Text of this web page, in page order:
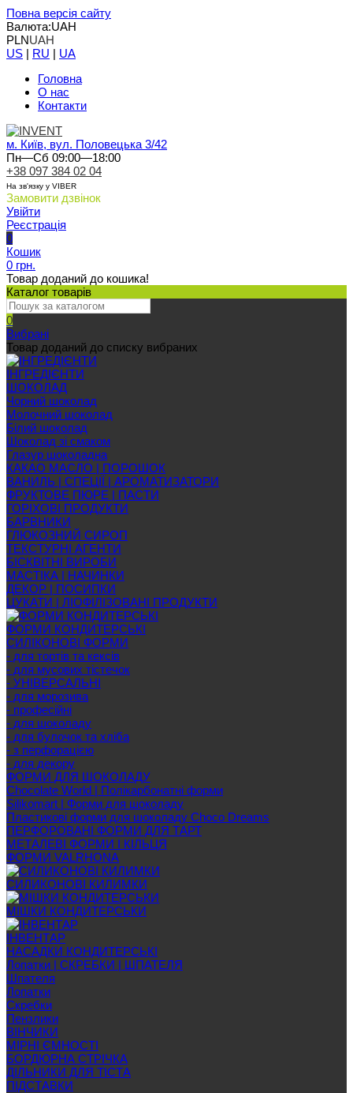
Повна версія сайту
Валюта:UAH
PLNUAH
US | RU | UA
Головна
О нас
Контакти
м. Київ, вул. Половецька 3/42
Пн—Сб 09:00—18:00
+38 097 384 02 04
На зв'язку у VIBER
Замовити дзвінок
Увійти
Реєстрація
0
Кошик
0 грн.
Товар доданий до кошика!
Каталог товарів
0
Вибрані
Товар доданий до списку вибраних
ІНГРЕДІЄНТИ
ШОКОЛАД
Чорний шоколад
Молочний шоколад
Білий шоколад
Шоколад зі смаком
Глазур шоколадна
КАКАО МАСЛО | ПОРОШОК
ВАНИЛЬ | СПЕЦІЇ | АРОМАТИЗАТОРИ
ФРУКТОВЕ ПЮРЕ | ПАСТИ
ГОРІХОВІ ПРОДУКТИ
БАРВНИКИ
ГЛЮКОЗНИЙ СИРОП
ТЕКСТУРНІ АГЕНТИ
БІСКВІТНІ ВИРОБИ
МАСТІКА | НАЧИНКИ
ДЕКОР | ПОСИПКИ
ЦУКАТИ | ЛІОФІЛІЗОВАНІ ПРОДУКТИ
ФОРМИ КОНДИТЕРСЬКІ
СИЛІКОНОВІ ФОРМИ
- для тортів та кексів
- для мусових тістечок
- УНІВЕРСАЛЬНІ
- для морозива
- професійні
- для шоколаду
- для булочок та хліба
- з перфорацією
- для декору
ФОРМИ ДЛЯ ШОКОЛАДУ
Chocolate World | Полікарбонатні форми
Silikomart | Форми для шоколаду
Пластикові форми для шоколаду Choco Dreams
ПЕРФОРОВАНІ ФОРМИ ДЛЯ ТАРТ
МЕТАЛЕВІ ФОРМИ І КІЛЬЦЯ
ФОРМИ VALRHONA
СИЛИКОНОВІ КИЛИМКИ
МІШКИ КОНДИТЕРСЬКИ
ІНВЕНТАР
НАСАДКИ КОНДИТЕРСЬКІ
Лопатки | СКРЕБКИ | ШПАТЕЛЯ
Шпателя
Лопатки
Скребки
Пензлики
ВІНЧИКИ
МІРНІ ЄМНОСТІ
БОРДЮРНА СТРІЧКА
ДІЛЬНИКИ ДЛЯ ТІСТА
ПІДСТАВКИ